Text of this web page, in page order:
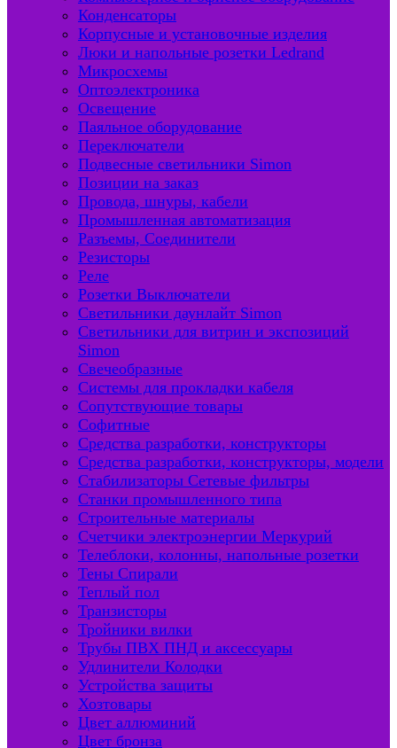
Конденсаторы
Корпусные и установочные изделия
Люки и напольные розетки Ledrand
Микросхемы
Оптоэлектроника
Освещение
Паяльное оборудование
Переключатели
Подвесные светильники Simon
Позиции на заказ
Провода, шнуры, кабели
Промышленная автоматизация
Разъемы, Соединители
Резисторы
Реле
Розетки Выключатели
Светильники даунлайт Simon
Светильники для витрин и экспозиций
Simon
Свечеобразные
Системы для прокладки кабеля
Сопутствующие товары
Софитные
Средства разработки, конструкторы
Средства разработки, конструкторы, модели
Стабилизаторы Сетевые фильтры
Станки промышленного типа
Строительные материалы
Счетчики электроэнергии Меркурий
Телеблоки, колонны, напольные розетки
Тены Спирали
Теплый пол
Транзисторы
Тройники вилки
Трубы ПВХ ПНД и аксессуары
Удлинители Колодки
Устройства защиты
Хозтовары
Цвет аллюминий
Цвет бронза